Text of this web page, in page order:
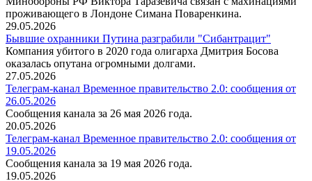
проживающего в Лондоне Симана Поваренкина.
29.05.2026
Бывшие охранники Путина разграбили "Сибантрацит"
Компания убитого в 2020 года олигарха Дмитрия Босова
оказалась опутана огромными долгами.
27.05.2026
Телеграм-канал Временное правительство 2.0: сообщения от
26.05.2026
Сообщения канала за 26 мая 2026 года.
20.05.2026
Телеграм-канал Временное правительство 2.0: сообщения от
19.05.2026
Сообщения канала за 19 мая 2026 года.
19.05.2026